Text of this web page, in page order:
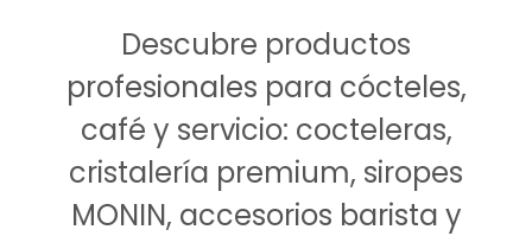
Descubre productos
profesionales para cócteles,
café y servicio: cocteleras,
cristalería premium, siropes
MONIN, accesorios barista y